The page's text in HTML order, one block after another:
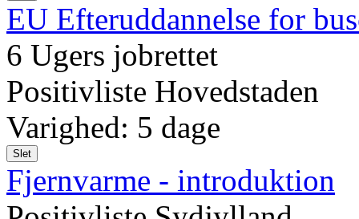
EU Efteruddannelse for
6 Ugers jobrettet
Positivliste Hovedstaden
Varighed: 5 dage
Slet
Fjernvarme - introduktion